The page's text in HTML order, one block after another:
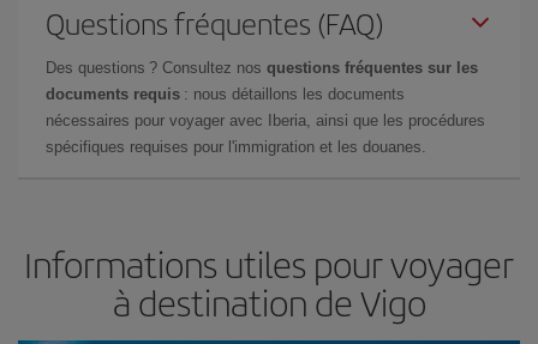
Questions fréquentes (FAQ)
Des questions ? Consultez nos questions fréquentes sur les
documents requis : nous détaillons les documents
nécessaires pour voyager avec Iberia, ainsi que les procédures
spécifiques requises pour l'immigration et les douanes.
Informations utiles pour voyager
à destination de Vigo